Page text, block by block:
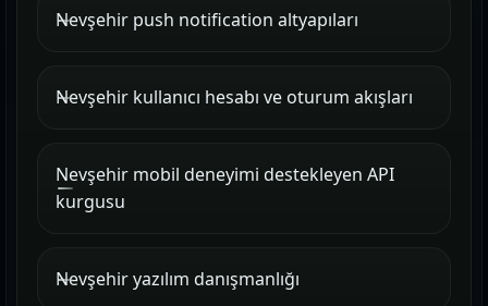
Nevşehir push notification altyapıları
Nevşehir kullanıcı hesabı ve oturum akışları
Nevşehir mobil deneyimi destekleyen API
kurgusu
Nevşehir yazılım danışmanlığı